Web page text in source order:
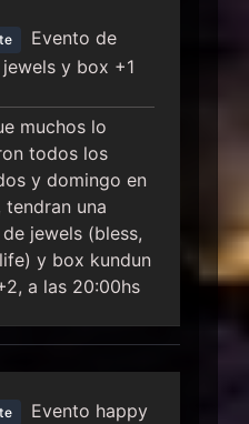
Evento de
y box +1
muchos lo
todos los
y domingo en
tendran una
jewels (bless,
y box kundun
a las 20:00hs
Evento happy